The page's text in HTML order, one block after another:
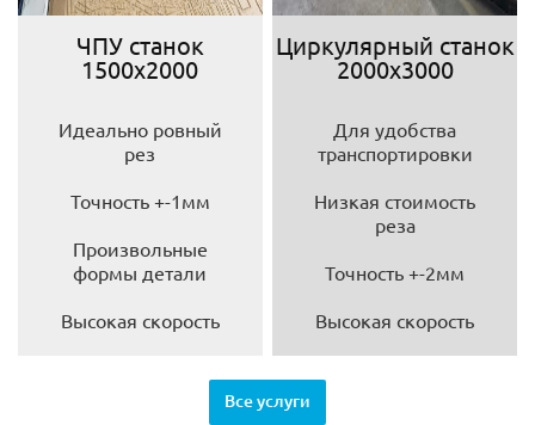
ЧПУ станок
1500х2000
Идеально ровный
рез
Точность +-1мм
Произвольные
формы детали
Высокая скорость
Циркулярный станок
2000х3000
Для удобства
транспортировки
Низкая стоимость
реза
Точность +-2мм
Высокая скорость
Все услуги